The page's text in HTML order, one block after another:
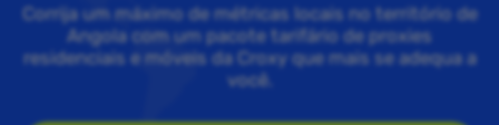
Corrija um máximo de métricas locais no território de
Angola com um pacote tarifário de proxies
residenciais e móveis da Croxy que mais se adequa a
você.